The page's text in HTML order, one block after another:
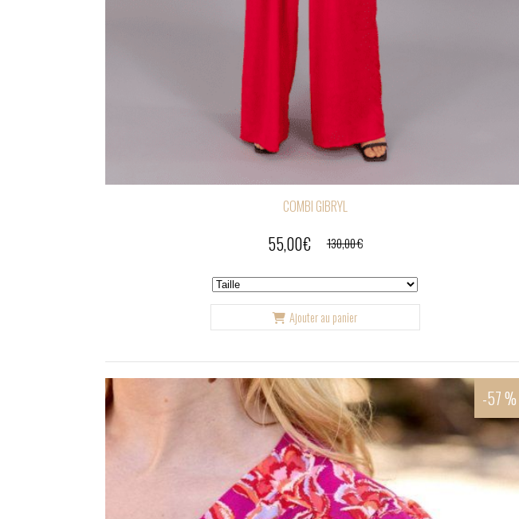
COMBI GIBRYL
55,00€ 130,00€
Ajouter au panier
-57 %